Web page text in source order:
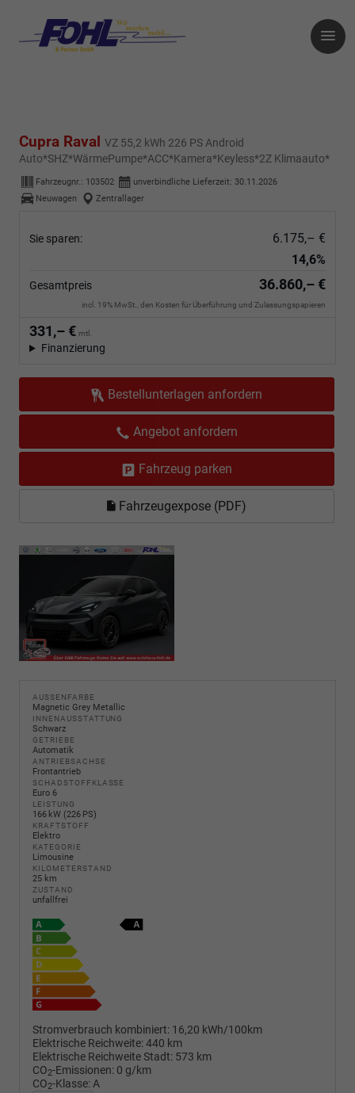
Cupra Raval VZ 55,2 kWh 226 PS Android
Auto*SHZ*WärmePumpe*ACC*Kamera*Keyless*2Z Klimaauto*
Fahrzeugnr.: 103502 unverbindliche Lieferzeit: 30.11.2026
Neuwagen
Zentrallager
Sie sparen:
6.175,– €
14,6%
Gesamtpreis 36.860,– €
incl. 19% MwSt., den Kosten für Überführung und Zulassungspapieren
331,– € mtl.
Finanzierung
Bestellunterlagen anfordern
Angebot anfordern
Fahrzeug parken
Fahrzeugexpose (PDF)
AUSSENFARBE
Magnetic Grey Metallic
INNENAUSSTATTUNG
Schwarz
GETRIEBE
Automatik
ANTRIEBSACHSE
Frontantrieb
SCHADSTOFFKLASSE
Euro 6
LEISTUNG
166 kW (226 PS)
KRAFTSTOFF
Elektro
KATEGORIE
Limousine
KILOMETERSTAND
25 km
ZUSTAND
unfallfrei
Stromverbrauch kombiniert: 16,20 kWh/100km
Elektrische Reichweite:440 km
Elektrische Reichweite Stadt: 573 km
CO2-Emissionen: 0 g/km
CO2-Klasse:A